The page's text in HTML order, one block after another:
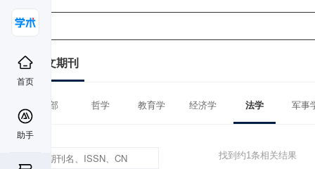
首页
助手
中文期刊
全部 哲学 教育学 经济学 法学 军事
找到约1条相关结果